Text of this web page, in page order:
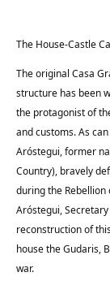
The House-Castle
The original Casa
structure has been
the protagonist of
and customs. As
Aróstegui, former
Country), bravely
during the
Aróstegui,
reconstruction of
house the Gudaris,
war.